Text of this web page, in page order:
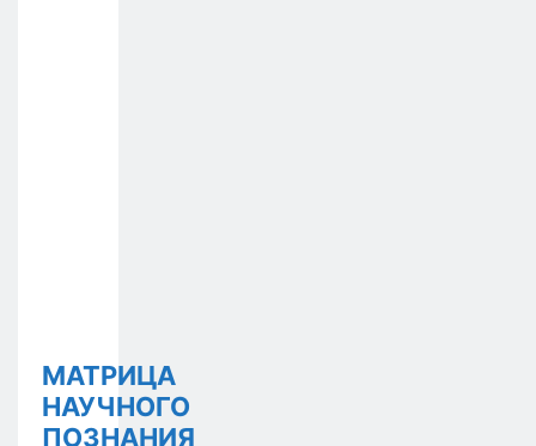
МАТРИЦА
НАУЧНОГО
ПОЗНАНИЯ